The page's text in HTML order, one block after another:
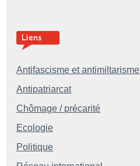
Antifascisme et antimiltarisme
Antipatriarcat
Chômage / précarité
Ecologie
Politique